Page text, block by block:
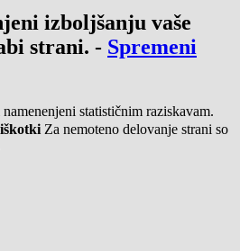
izboljšanju vaše
strani. - Spremeni
statističnim raziskavam.
Za nemoteno delovanje strani so